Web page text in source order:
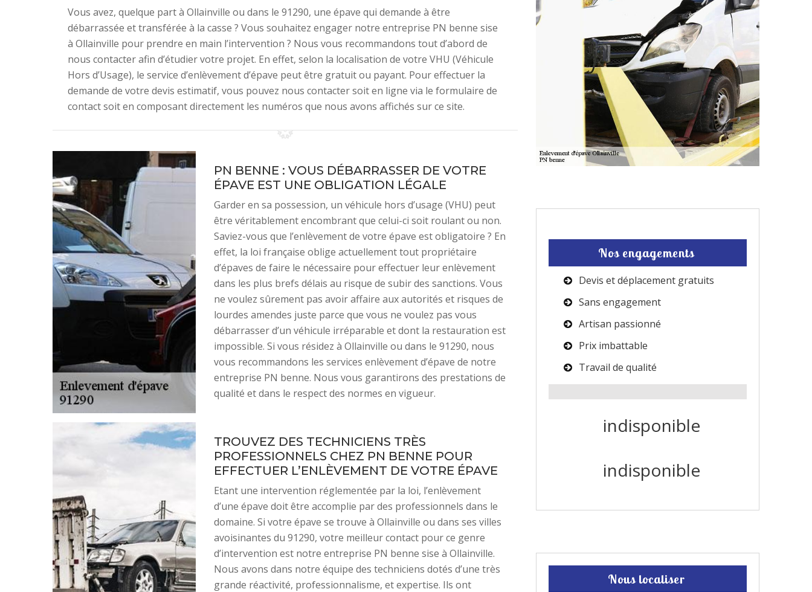
Vous avez, quelque part à Ollainville ou dans le 91290, une épave qui demande à être
débarrassée et transférée à la casse ? Vous souhaitez engager notre entreprise PN benne sise
à Ollainville pour prendre en main l’intervention ? Nous vous recommandons tout d’abord de
nous contacter afin d’étudier votre projet. En effet, selon la localisation de votre VHU (Véhicule
Hors d’Usage), le service d’enlèvement d’épave peut être gratuit ou payant. Pour effectuer la
demande de votre devis estimatif, vous pouvez nous contacter soit en ligne via le formulaire de
contact soit en composant directement les numéros que nous avons affichés sur ce site.
PN BENNE : VOUS DÉBARRASSER DE VOTRE
ÉPAVE EST UNE OBLIGATION LÉGALE
Garder en sa possession, un véhicule hors d’usage (VHU) peut
être véritablement encombrant que celui-ci soit roulant ou non.
Saviez-vous que l’enlèvement de votre épave est obligatoire ? En
effet, la loi française oblige actuellement tout propriétaire
d’épaves de faire le nécessaire pour effectuer leur enlèvement
dans les plus brefs délais au risque de subir des sanctions. Vous
ne voulez sûrement pas avoir affaire aux autorités et risques de
lourdes amendes juste parce que vous ne voulez pas vous
débarrasser d’un véhicule irréparable et dont la restauration est
impossible. Si vous résidez à Ollainville ou dans le 91290, nous
vous recommandons les services enlèvement d’épave de notre
entreprise PN benne. Nous vous garantirons des prestations de
qualité et dans le respect des normes en vigueur.
TROUVEZ DES TECHNICIENS TRÈS
PROFESSIONNELS CHEZ PN BENNE POUR
EFFECTUER L’ENLÈVEMENT DE VOTRE ÉPAVE
Etant une intervention réglementée par la loi, l’enlèvement
d’une épave doit être accomplie par des professionnels dans le
domaine. Si votre épave se trouve à Ollainville ou dans ses villes
avoisinantes du 91290, votre meilleur contact pour ce genre
d’intervention est notre entreprise PN benne sise à Ollainville.
Nous avons dans notre équipe des techniciens dotés d’une très
grande réactivité, professionnalisme, et expertise. Ils ont
Nos engagements
Devis et déplacement gratuits
Sans engagement
Artisan passionné
Prix imbattable
Travail de qualité
indisponible
indisponible
Nous localiser